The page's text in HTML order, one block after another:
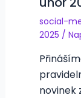
social-
2025 /
novinek